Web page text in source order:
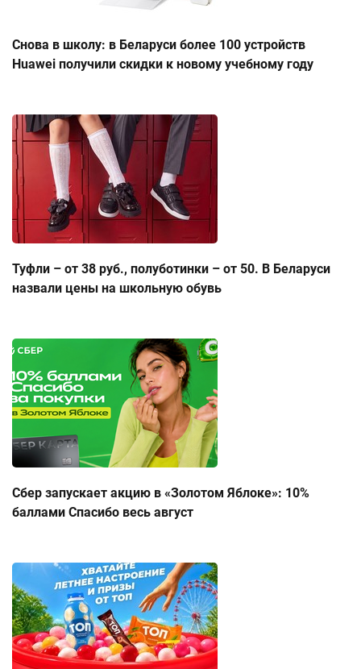
Снова в школу: в Беларуси более 100 устройств
Huawei получили скидки к новому учебному году
Туфли – от 38 руб., полуботинки – от 50. В Беларуси
назвали цены на школьную обувь
Сбер запускает акцию в «Золотом Яблоке»: 10%
баллами Спасибо весь август